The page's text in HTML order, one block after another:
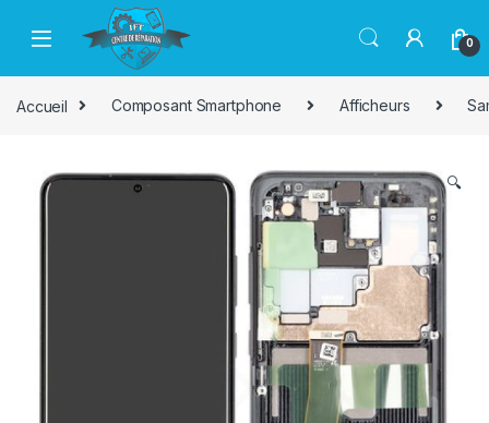
Passer à la navigation
Aller au contenu
0
Accueil Composant Smartphone Afficheurs
🔍